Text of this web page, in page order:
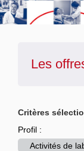
Les
Critères
Profil :